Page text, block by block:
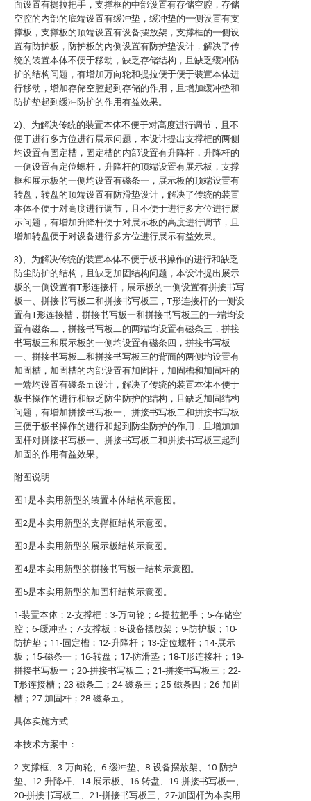
面设置有提拉把手，支撑框的中部设置有存储空腔，存储
空腔的内部的底端设置有缓冲垫，缓冲垫的一侧设置有支
撑板，支撑板的顶端设置有设备摆放架，支撑框的一侧设
置有防护板，防护板的内侧设置有防护垫设计，解决了传
统的装置本体不便于移动，缺乏存储结构，且缺乏缓冲防
护的结构问题，有增加万向轮和提拉便于便于装置本体进
行移动，增加存储空腔起到存储的作用，且增加缓冲垫和
防护垫起到缓冲防护的作用有益效果。
2)、为解决传统的装置本体不便于对高度进行调节，且不
便于进行多方位进行展示问题，本设计提出支撑框的两侧
均设置有固定槽，固定槽的内部设置有升降杆，升降杆的
一侧设置有定位螺杆，升降杆的顶端设置有展示板，支撑
框和展示板的一侧均设置有磁条一，展示板的顶端设置有
转盘，转盘的顶端设置有防滑垫设计，解决了传统的装置
本体不便于对高度进行调节，且不便于进行多方位进行展
示问题，有增加升降杆便于对展示板的高度进行调节，且
增加转盘便于对设备进行多方位进行展示有益效果。
3)、为解决传统的装置本体不便于板书操作的进行和缺乏
防尘防护的结构，且缺乏加固结构问题，本设计提出展示
板的一侧设置有T形连接杆，展示板的一侧设置有拼接书写
板一、拼接书写板二和拼接书写板三，T形连接杆的一侧设
置有T形连接槽，拼接书写板一和拼接书写板三的一端均设
置有磁条二，拼接书写板二的两端均设置有磁条三，拼接
书写板三和展示板的一侧均设置有磁条四，拼接书写板
一、拼接书写板二和拼接书写板三的背面的两侧均设置有
加固槽，加固槽的内部设置有加固杆，加固槽和加固杆的
一端均设置有磁条五设计，解决了传统的装置本体不便于
板书操作的进行和缺乏防尘防护的结构，且缺乏加固结构
问题，有增加拼接书写板一、拼接书写板二和拼接书写板
三便于板书操作的进行和起到防尘防护的作用，且增加加
固杆对拼接书写板一、拼接书写板二和拼接书写板三起到
加固的作用有益效果。
附图说明
图1是本实用新型的装置本体结构示意图。
图2是本实用新型的支撑框结构示意图。
图3是本实用新型的展示板结构示意图。
图4是本实用新型的拼接书写板一结构示意图。
图5是本实用新型的加固杆结构示意图。
1-装置本体；2-支撑框；3-万向轮；4-提拉把手；5-存储空
腔；6-缓冲垫；7-支撑板；8-设备摆放架；9-防护板；10-
防护垫；11-固定槽；12-升降杆；13-定位螺杆；14-展示
板；15-磁条一；16-转盘；17-防滑垫；18-T形连接杆；19-
拼接书写板一；20-拼接书写板二；21-拼接书写板三；22-
T形连接槽；23-磁条二；24-磁条三；25-磁条四；26-加固
槽；27-加固杆；28-磁条五。
具体实施方式
本技术方案中：
2-支撑框、3-万向轮、6-缓冲垫、8-设备摆放架、10-防护
垫、12-升降杆、14-展示板、16-转盘、19-拼接书写板一、
20-拼接书写板二、21-拼接书写板三、27-加固杆为本实用